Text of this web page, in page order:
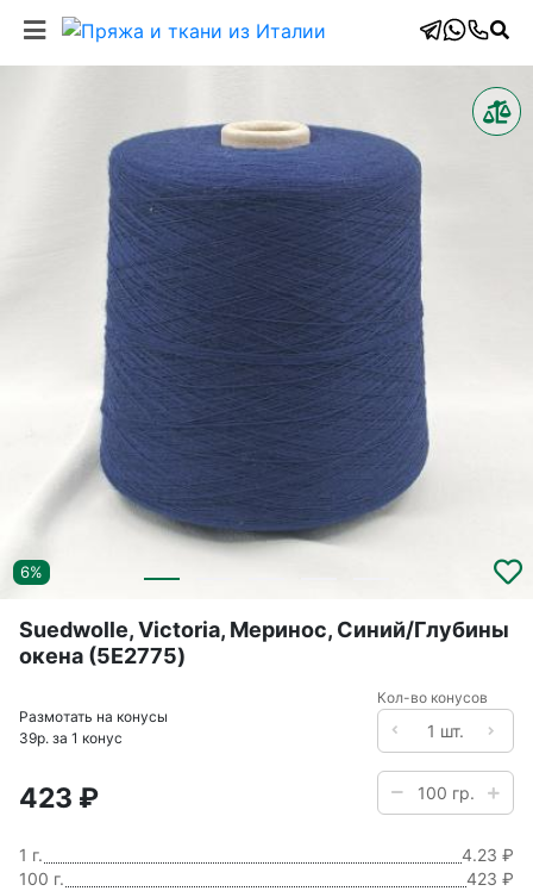
6%
Suedwolle, Victoria, Меринос, Синий/Глубины
окена (5E2775)
Размотать на конусы
39р. за 1 конус
Кол-во конусов
423 ₽
1 г.
4.23 ₽
100 г.
423 ₽